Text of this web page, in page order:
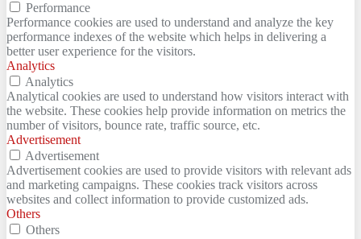
Performance
Performance cookies are used to understand and analyze the key
performance indexes of the website which helps in delivering a
better user experience for the visitors.
Analytics
Analytics
Analytical cookies are used to understand how visitors interact with
the website. These cookies help provide information on metrics the
number of visitors, bounce rate, traffic source, etc.
Advertisement
Advertisement
Advertisement cookies are used to provide visitors with relevant ads
and marketing campaigns. These cookies track visitors across
websites and collect information to provide customized ads.
Others
Others